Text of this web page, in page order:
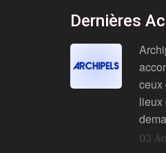
Dernières
ceux
lieux
03